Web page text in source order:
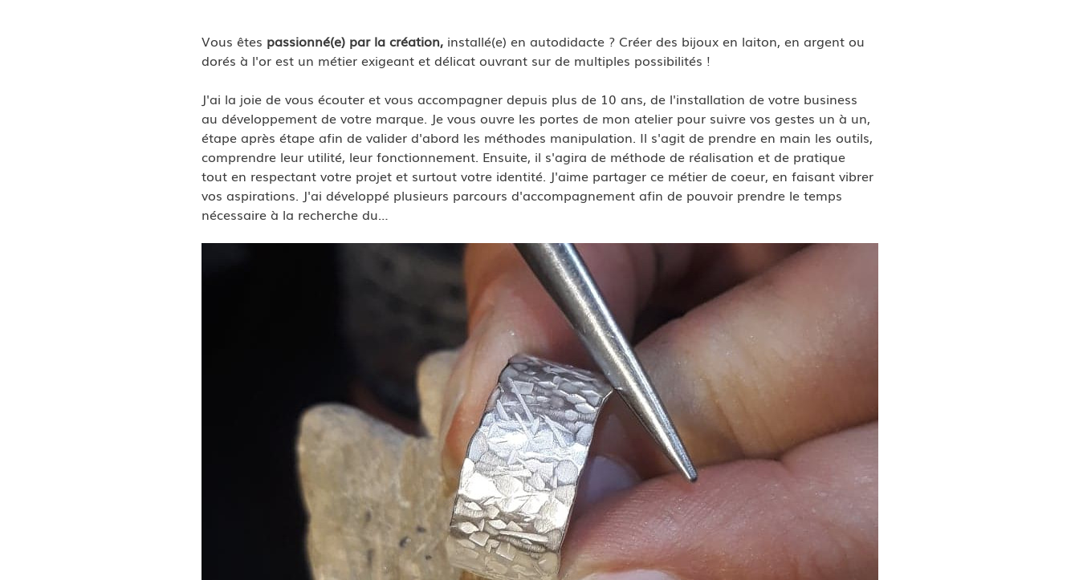
Vous êtes passionné(e) par la création, installé(e) en autodidacte ? Créer des bijoux en laiton, en argent ou
dorés à l'or est un métier exigeant et délicat ouvrant sur de multiples possibilités !
J'ai la joie de vous écouter et vous accompagner depuis plus de 10 ans, de l'installation de votre business
au développement de votre marque. Je vous ouvre les portes de mon atelier pour suivre vos gestes un à un,
étape après étape afin de valider d'abord les méthodes manipulation. Il s'agit de prendre en main les outils,
comprendre leur utilité, leur fonctionnement. Ensuite, il s'agira de méthode de réalisation et de pratique
tout en respectant votre projet et surtout votre identité. J'aime partager ce métier de coeur, en faisant vibrer
vos aspirations. J'ai développé plusieurs parcours d'accompagnement afin de pouvoir prendre le temps
nécessaire à la recherche du…